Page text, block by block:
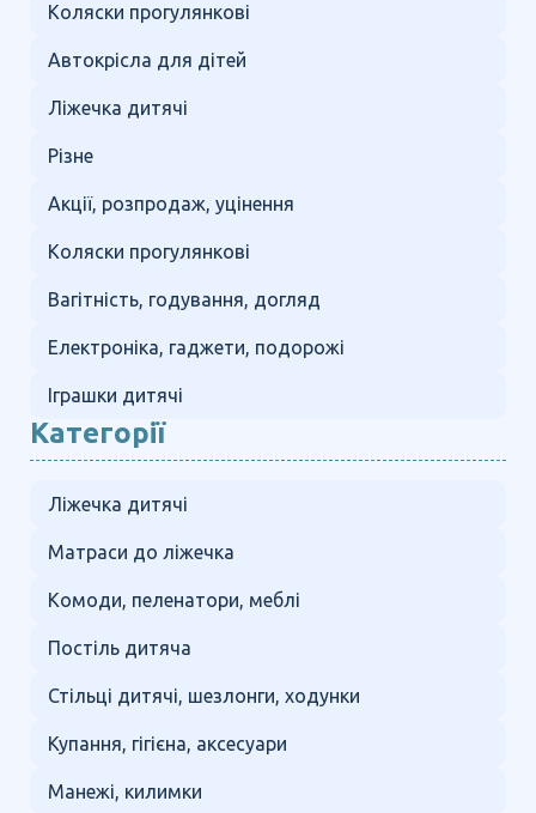
Коляски прогулянкові
Автокрісла для дітей
Ліжечка дитячі
Різне
Акції, розпродаж, уцінення
Коляски прогулянкові
Вагітність, годування, догляд
Електроніка, гаджети, подорожі
Іграшки дитячі
Категорії
Ліжечка дитячі
Матраси до ліжечка
Комоди, пеленатори, меблі
Постіль дитяча
Стільці дитячі, шезлонги, ходунки
Купання, гігієна, аксесуари
Манежі, килимки